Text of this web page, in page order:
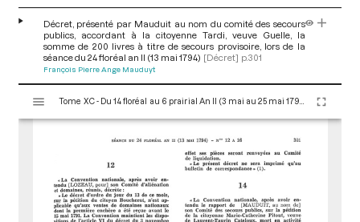
Décret, présenté par Mauduit au nom du comité des secours
publics, accordant à la citoyenne Tardi, veuve Guelle, la
somme de 200 livres à titre de secours provisoire, lors de la
séance du 24 floréal an II (13 mai 1794) [Décret] p.301
François Pierre Ange Mauduyt
s